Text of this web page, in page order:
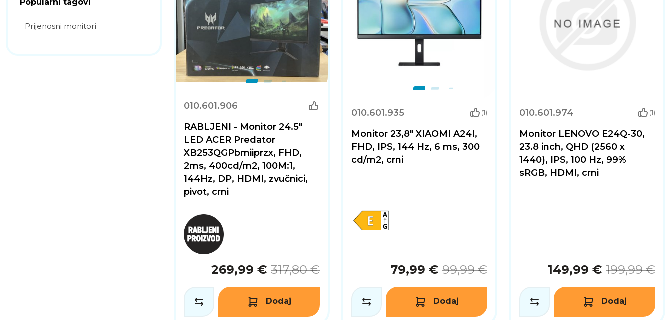
Popularni tagovi
Prijenosni monitori
010.601.906
RABLJENI - Monitor 24.5"
LED ACER Predator
XB253QGPbmiiprzx, FHD,
2ms, 400cd/m2, 100M:1,
144Hz, DP, HDMI, zvučnici,
pivot, crni
269,99 € 317,80 €
Dodaj
010.601.935 (1)
Monitor 23,8" XIAOMI A24I,
FHD, IPS, 144 Hz, 6 ms, 300
cd/m2, crni
79,99 € 99,99 €
Dodaj
010.601.974 (1)
Monitor LENOVO E24Q-30,
23.8 inch, QHD (2560 x
1440), IPS, 100 Hz, 99%
sRGB, HDMI, crni
149,99 € 199,99 €
Dodaj